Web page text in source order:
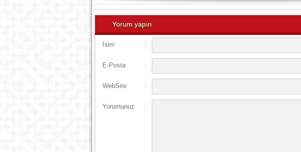
Yorum yapın
İsim :
E-Posta :
WebSite :
Yorumunuz :